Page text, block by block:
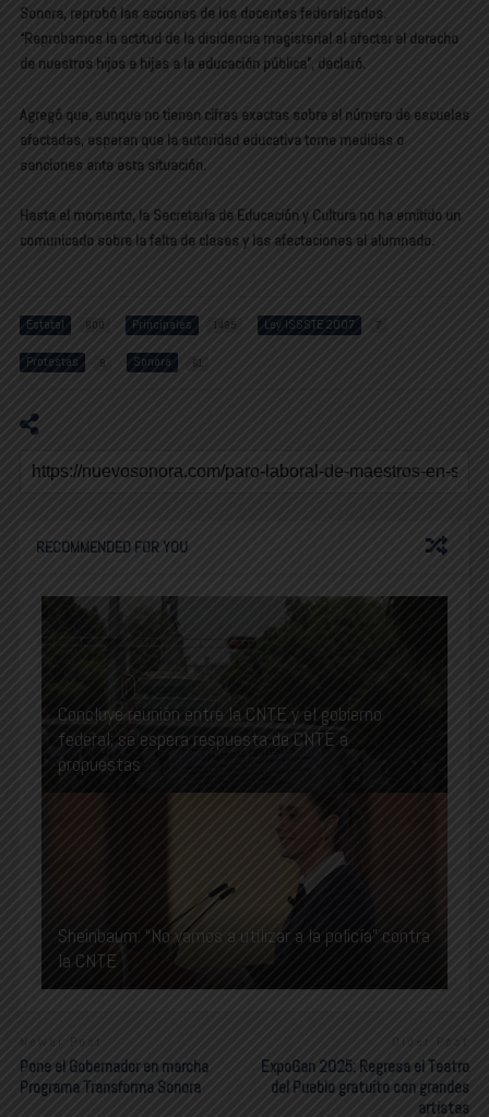
Sonora, reprobó las acciones de los docentes federalizados.
“Reprobamos la actitud de la disidencia magisterial al afectar el derecho
de nuestros hijos e hijas a la educación pública”, declaró.
Agregó que, aunque no tienen cifras exactas sobre el número de escuelas
afectadas, esperan que la autoridad educativa tome medidas o
sanciones ante esta situación.
Hasta el momento, la Secretaría de Educación y Cultura no ha emitido un
comunicado sobre la falta de clases y las afectaciones al alumnado.
Estatal 800 Principales 1485 Ley ISSSTE 2007 7
Protestas 8 Sonora 61
RECOMMENDED FOR YOU
Concluye reunión entre la CNTE y el gobierno
federal; se espera respuesta de CNTE a
propuestas
Sheinbaum: “No vamos a utilizar a la policía” contra
la CNTE
Newer Post
Pone el Gobernador en marcha
Programa Transforma Sonora
Older Post
ExpoGan 2025: Regresa el Teatro
del Pueblo gratuito con grandes
artistas